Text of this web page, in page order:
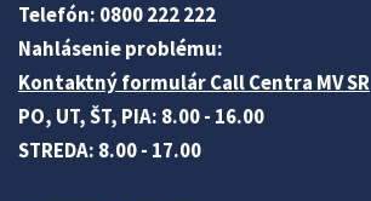
Telefón: 0800 222 222
Nahlásenie problému:
Kontaktný formulár Call Centra MV SR
PO, UT, ŠT, PIA: 8.00 - 16.00
STREDA: 8.00 - 17.00